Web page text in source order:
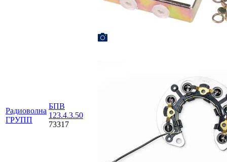
Радиоволна
ГРУПП
БПВ
123.4.3.50
73317